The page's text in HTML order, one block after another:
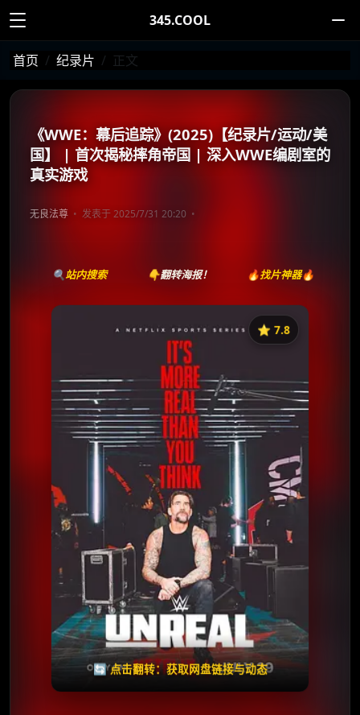
345.COOL
首页 纪录片 正文
《WWE：幕后追踪》(2025)【纪录片/运动/美
国】 | 首次揭秘摔角帝国 | 深入WWE编剧室的
真实游戏
无良法尊 发表于 2025/7/31 20:20
🔍站内搜索 👇翻转海报！ 🔥找片神器🔥
⭐️ 7.8
🔄 点击翻转：获取网盘链接与动态
⭐️ 评分：7.8 | 🎬 2025年
📺 连载中
夸克网盘
失效请反馈
🧧️
天天领红包